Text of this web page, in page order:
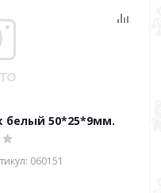
белый 50*25*9мм.
060151